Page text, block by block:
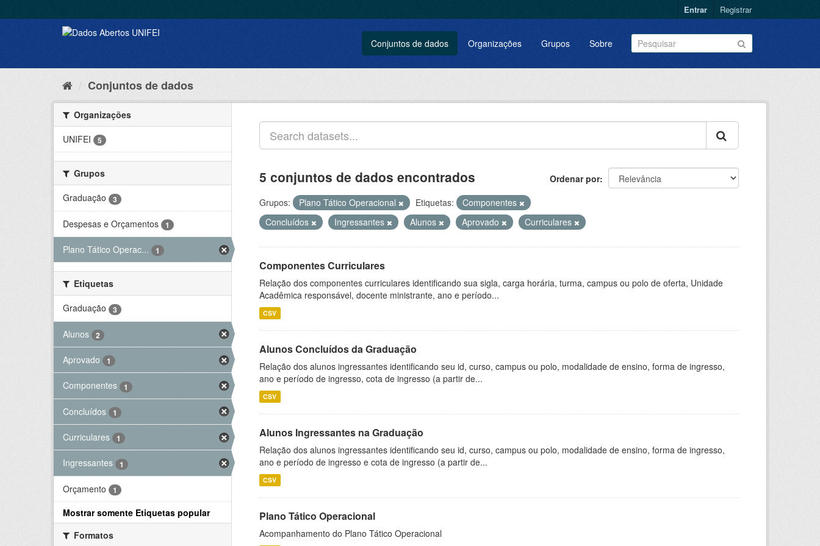
Entrar Registrar
Conjuntos de dados Organizações Grupos Sobre
Conjuntos de dados
Organizações
UNIFEI
5
Grupos
Graduação
3
Despesas e Orçamentos 1
Plano Tático Operac... 1
Etiquetas
Graduação
3
Alunos 2
Aprovado 1
Componentes 1
Concluídos 1
Curriculares 1
Ingressantes 1
Orçamento 1
Mostrar somente Etiquetas popular
Formatos
Ordenar por
5 conjuntos de dados encontrados
Grupos: Plano Tático Operacional Etiquetas:
Componentes
Concluídos
Ingressantes Alunos Aprovado Curriculares
Componentes Curriculares
Relação dos componentes curriculares identificando sua sigla, carga horária, turma, campus ou polo de oferta, Unidade
Acadêmica responsável, docente ministrante, ano e período...
CSV
Alunos Concluídos da Graduação
Relação dos alunos ingressantes identificando seu id, curso, campus ou polo, modalidade de ensino, forma de ingresso,
ano e período de ingresso, cota de ingresso (a partir de...
CSV
Alunos Ingressantes na Graduação
Relação dos alunos ingressantes identificando seu id, curso, campus ou polo, modalidade de ensino, forma de ingresso,
ano e período de ingresso e cota de ingresso (a partir de...
CSV
Plano Tático Operacional
Acompanhamento do Plano Tático Operacional